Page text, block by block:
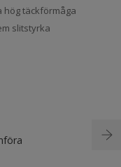
hög täckförmåga
slitstyrka